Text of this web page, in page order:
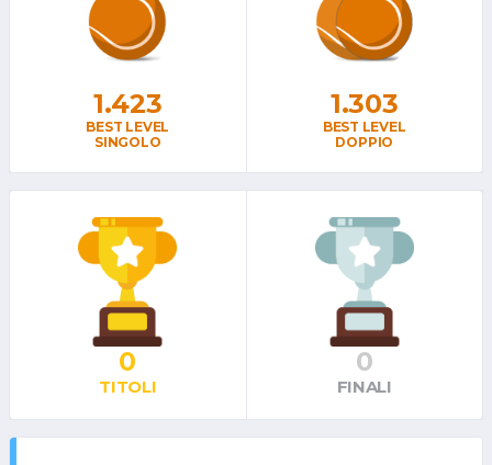
1.423
BEST LEVEL
SINGOLO
1.303
BEST LEVEL
DOPPIO
0
TITOLI
0
FINALI